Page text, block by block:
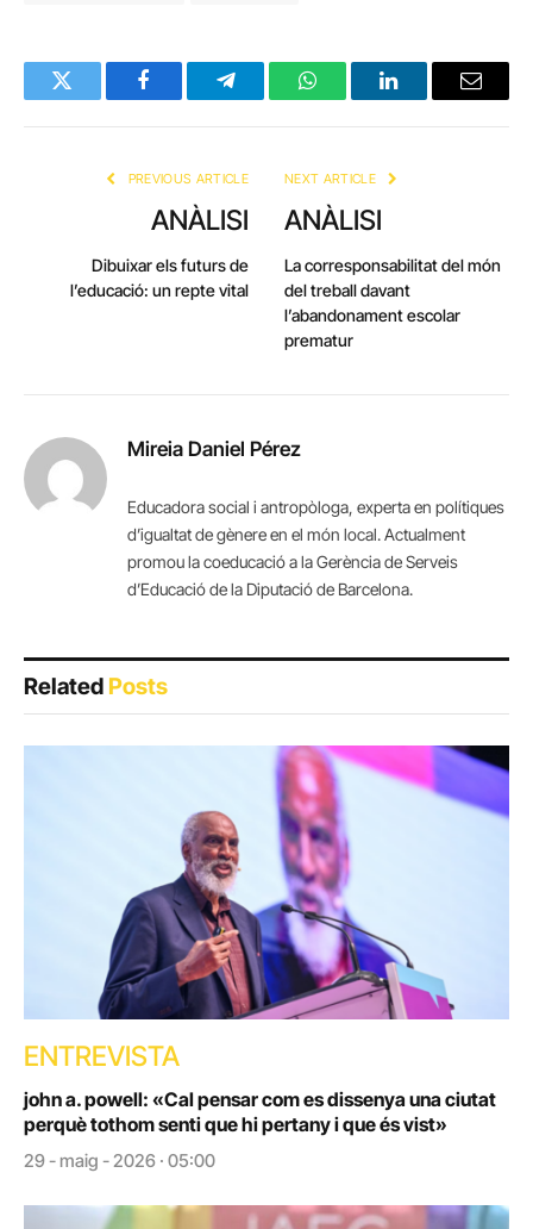
Twitter FacebookTelegramWhatsAppLinkedInEmail
PREVIOUS ARTICLE
ANÀLISI
Dibuixar els futurs de
l’educació: un repte vital
NEXT ARTICLE
ANÀLISI
La corresponsabilitat del món
del treball davant
l’abandonament escolar
prematur
Mireia Daniel Pérez
Educadora social i antropòloga, experta en polítiques
d’igualtat de gènere en el món local. Actualment
promou la coeducació a la Gerència de Serveis
d’Educació de la Diputació de Barcelona.
RelatedPosts
ENTREVISTA
john a. powell: «Cal pensar com es dissenya una ciutat
perquè tothom senti que hi pertany i que és vist»
29 - maig - 2026 · 05:00